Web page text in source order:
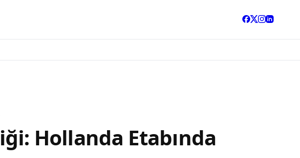
Hollanda Etabında